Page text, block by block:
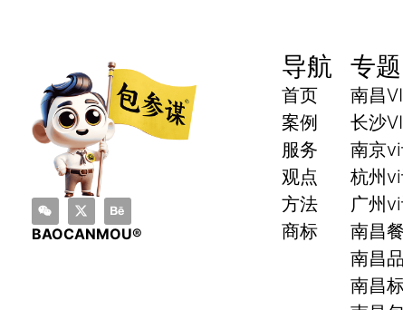
BAOCANMOU®
导航
首页
案例
服务
观点
方法
商标
专题
南昌
长沙
南京
杭州
广州
南昌
南昌
南昌